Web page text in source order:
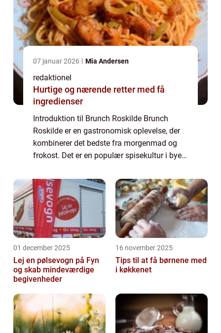
07 januar 2026 Mia Andersen
redaktionel
Hurtige og nærende retter med få
ingredienser
Introduktion til Brunch Roskilde Brunch
Roskilde er en gastronomisk oplevelse, der
kombinerer det bedste fra morgenmad og
frokost. Det er en populær spisekultur i byen
drikkeelskere fra nær og fjern. Med sin
unikke bl...
01 december 2025
Lej en pølsevogn på Fyn
og skab mindeværdige
begivenheder
16 november 2025
Tips til at få børnene med
i køkkenet